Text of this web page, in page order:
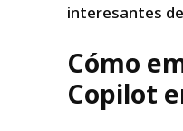
interesantes
Cómo
Copilot